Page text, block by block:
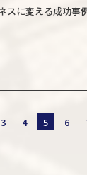
スに変える成功事
3 4 5 6